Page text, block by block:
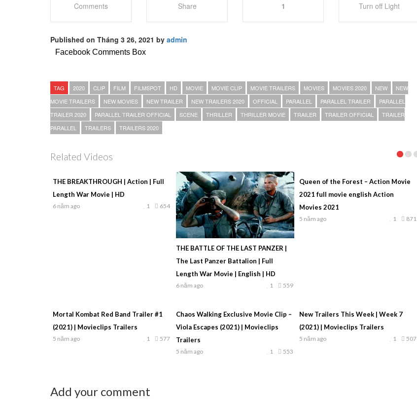
Comments Share 1 Turn off Light
Published on Tháng 3 26, 2021 by admin
Facebook Comments Box
TAG 2020 CLIP FILM FILMSPOT HD MOVIE MOVIE CLIP MOVIE TRAILERS MOVIES MOVIES 2020 NEW
NEW
MOVIE TRAILERS
NEW MOVIES NEW TRAILER NEW TRAILERS 2020 OFFICIAL PARALLEL PARALLEL TRAILER
PARALLEL
TRAILER 2020
PARALLEL TRAILER OFFICIAL SCENE THRILLER THRILLER MOVIE TRAILER TRAILER OFFICIAL
TRAILER
PARALLEL
TRAILERS TRAILERS 2020
Related Videos
THE BREAKTHROUGH | Action | Full
Length War Movie | HD
6 năm ago 654
1
THE BATTLE OF THE LAST PANZER |
The Last Panzer Battalion | Full
Length War Movie | English | HD
6 năm ago 559
1
Queen of the Forest – Action Movie
2021 full movie english Action
Movies 2021
5 năm ago 871
1
Mortal Kombat Red Band Trailer #1
(2021) | Movieclips Trailers
5 năm ago 577
1
Chaos Walking Exclusive Movie Clip –
Viola Escapes (2021) | Movieclips
Trailers
5 năm ago 553
1
New Trailers This Week | Week 7
(2021) | Movieclips Trailers
5 năm ago 507
1
Add your comment